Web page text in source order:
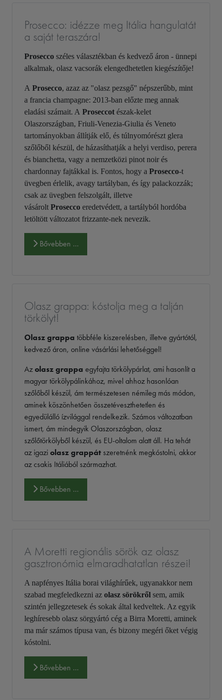
Prosecco: idézze meg Itália hangulatát
a saját teraszára!
Prosecco széles választékban és kedvező áron - ünnepi
alkalmak, olasz vacsorák elengedhetetlen kiegészítője!
A Prosecco, azaz az "olasz pezsgő" népszerűbb, mint
a francia champagne: 2013-ban előzte meg annak
eladási számait. A Proseccot észak-kelet
Olaszországban, Friuli-Venezia-Giulia és Veneto
tartományokban állítják elő, és túlnyomórészt glera
szőlőből készül, de házasíthatják a helyi verdiso, perera
és bianchetta, vagy a nemzetközi pinot noir és
chardonnay fajtákkal is. Fontos, hogy a Prosecco-t
üvegben érlelik, avagy tartályban, és így palackozzák;
csak az üvegben felszolgált, illetve
vásárolt Prosecco eredetvédett, a tartályból hordóba
letöltött változatot frizzante-nek nevezik.
Bővebben …
Olasz grappa: kóstolja meg a talján
törkölyt!
Olasz grappa többféle kiszerelésben, illetve gyártótól,
kedvező áron, online vásárlási lehetőséggel!
Az olasz grappa egyfajta törkölypárlat, ami hasonlít a
magyar törkölypálinkához, mivel ahhoz hasonlóan
szőlőből készül, ám természetesen némileg más módon,
aminek köszönhetően összetéveszthetetlen és
egyedülálló ízvilággal rendelkezik. Számos változatban
ismert, ám mindegyik Olaszországban, olasz
szőlőtörkölyből készül, és EU-oltalom alatt áll. Ha tehát
az igazi olasz grappát szeretnénk megkóstolni, akkor
az csakis Itáliából származhat.
Bővebben …
A Moretti regionális sörök az olasz
gasztronómia elmaradhatatlan részei!
A napfényes Itália borai világhírűek, ugyanakkor nem
szabad megfeledkezni az olasz sörökről sem, amik
szintén jellegzetesek és sokak által kedveltek. Az egyik
leghíresebb olasz sörgyártó cég a Birra Moretti, aminek
ma már számos típusa van, és bizony megéri őket végig
kóstolni.
Bővebben …